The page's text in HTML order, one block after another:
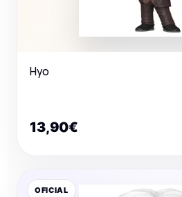
Hyo
13,90€
OFICIAL